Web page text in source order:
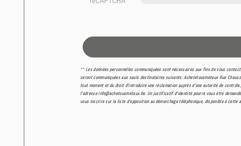
** Les données personnelles communiquées sont nécessaires aux fins de vous
seront communiquées aux seuls destinataires suivants: Achetetousmetaux Rue
tout moment et du droit d’introduire une réclamation auprès d’une autorité de
l'adresse info@achetousmetaux.be. Un justificatif d'identité pourra vous être
vous inscrire sur la liste d'opposition au démarchage téléphonique, disponible à cette